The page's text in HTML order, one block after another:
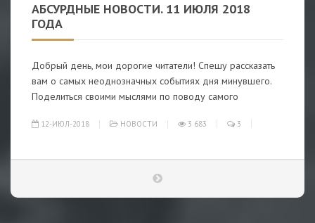
АБСУРДНЫЕ НОВОСТИ. 11 ИЮЛЯ 2018
ГОДА
Добрый день, мои дорогие читатели! Спешу рассказать
вам о самых неоднозначных событиях дня минувшего.
Поделиться своими мыслями по поводу самого
12-ИЮЛ-2018 НОВОСТИ 3 683 3